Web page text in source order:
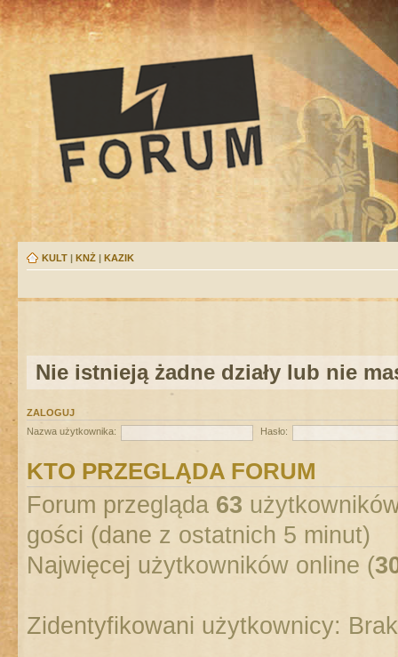
KULT | KNŻ | KAZIK
Nie istnieją żadne działy lub nie
ZALOGUJ
Nazwa użytkownika:
Hasło:
KTO PRZEGLĄDA FORUM
Forum przegląda 63
gości (dane z ostatnich 5 minut)
Najwięcej użytkowników online (
Zidentyfikowani użytkownicy: